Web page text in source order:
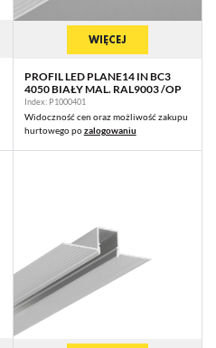
WIĘCEJ
PROFIL LED PLANE14 IN BC3
4050 BIAŁY MAL. RAL9003 /OP
Index: P1000401
Widoczność cen oraz możliwość zakupu
hurtowego pozalogowaniu